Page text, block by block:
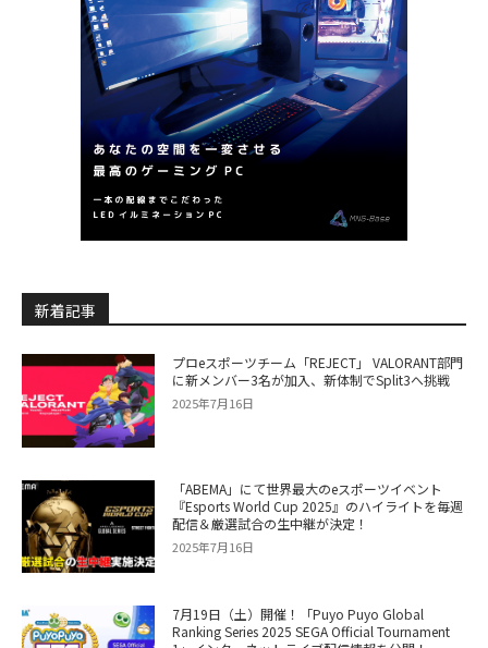
新着記事
プロeスポーツチーム「REJECT」 VALORANT部門
に新メンバー3名が加入、新体制でSplit3へ挑戦
2025年7月16日
「ABEMA」にて世界最大のeスポーツイベント
『Esports World Cup 2025』のハイライトを毎週
配信＆厳選試合の生中継が決定！
2025年7月16日
7月19日（土）開催！「Puyo Puyo Global
Ranking Series 2025 SEGA Official Tournament